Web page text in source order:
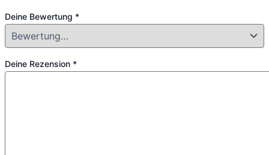
Deine Bewertung *
Deine Rezension *